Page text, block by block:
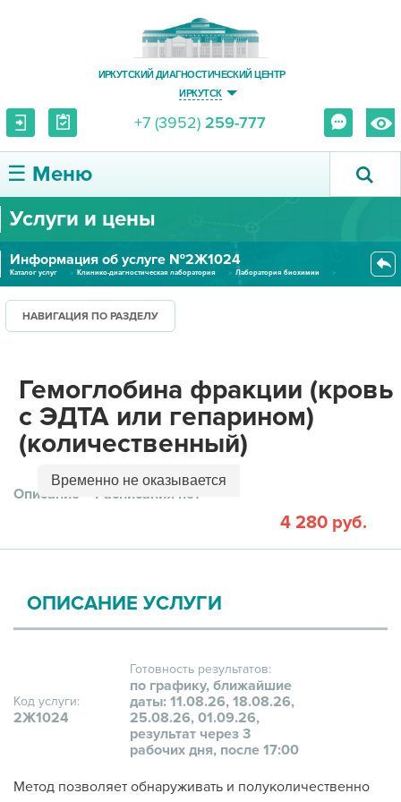
ИРКУТСКИЙ ДИАГНОСТИЧЕСКИЙ ЦЕНТР
ИРКУТСК
+7 (3952) 259-777
☰ Меню
О ЦЕНТРЕ
УСЛУГИ И ЦЕНЫ
ПАЦИЕНТУ
ПРАВОВАЯ ИНФОРМАЦИЯ
Услуги и цены
Информация об услуге №2Ж1024
Каталог услуг Клинико-диагностическая лаборатория
Лаборатория биохимии
НАВИГАЦИЯ ПО РАЗДЕЛУ
Гемоглобина фракции (кровь
с ЭДТА или гепарином)
(количественный)
Описание Расписания нет
Временно не оказывается
4 280 руб.
ОПИСАНИЕ УСЛУГИ
Код услуги:
2Ж1024
Готовность результатов:
по графику, ближайшие
даты: 11.08.26, 18.08.26,
25.08.26, 01.09.26,
результат через 3
рабочих дня, после 17:00
Метод позволяет обнаруживать и полуколичественно